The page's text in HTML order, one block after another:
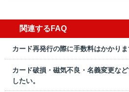
関連するFAQ
カード再発行の際に手数料はかかりま
カード破損・磁気不良・名義変更な
したい。